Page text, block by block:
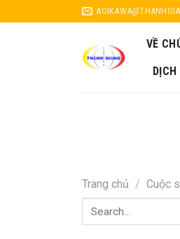
to
VỀ
DỊCH
Trang chủ / Cuộc